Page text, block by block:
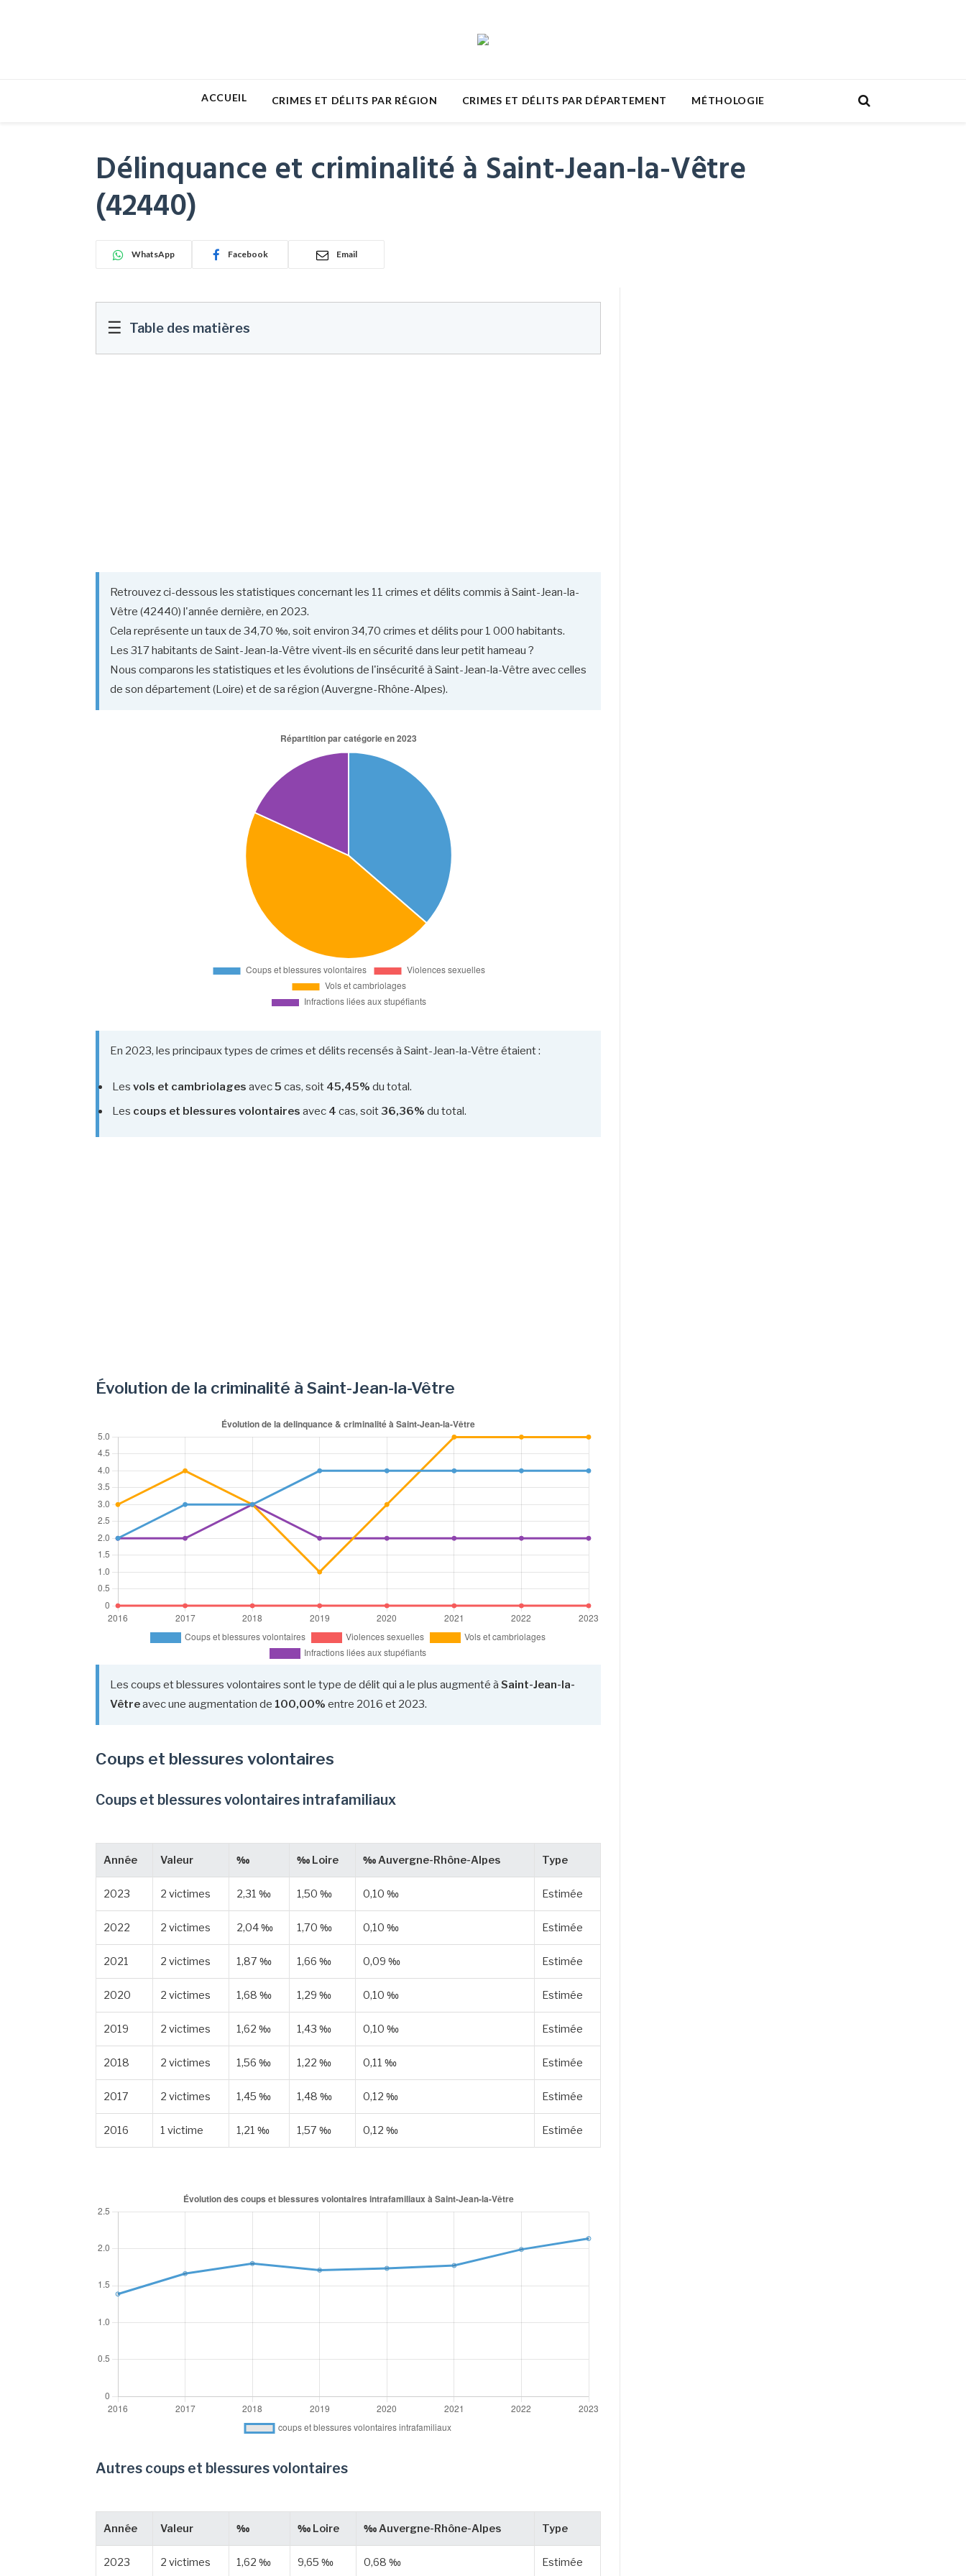
ACCUEIL CRIMES ET DÉLITS PAR RÉGION CRIMES ET DÉLITS PAR DÉPARTEMENT MÉTHOLOGIE
Délinquance et criminalité à Saint-Jean-la-Vêtre
(42440)
WhatsApp Facebook Email
☰ Table des matières
Retrouvez ci-dessous les statistiques concernant les 11 crimes et délits commis à Saint-Jean-la-
Vêtre (42440) l'année dernière, en 2023.
Cela représente un taux de 34,70 ‰, soit environ 34,70 crimes et délits pour 1 000 habitants.
Les 317 habitants de Saint-Jean-la-Vêtre vivent-ils en sécurité dans leur petit hameau ?
Nous comparons les statistiques et les évolutions de l'insécurité à Saint-Jean-la-Vêtre avec celles
de son département (Loire) et de sa région (Auvergne-Rhône-Alpes).
En 2023, les principaux types de crimes et délits recensés à Saint-Jean-la-Vêtre étaient :
Les vols et cambriolages avec5 cas, soit 45,45% du total.
Les coups et blessures volontaires avec 4 cas, soit36,36% du total.
Évolution de la criminalité à Saint-Jean-la-Vêtre
Les coups et blessures volontaires sont le type de délit qui a le plus augmenté à Saint-Jean-la-
Vêtreavec une augmentation de 100,00% entre 2016 et 2023.
Coups et blessures volontaires
Coups et blessures volontaires intrafamiliaux
Année Valeur ‰ ‰ Loire ‰ Auvergne-Rhône-Alpes Type
2023 2 victimes 2,31 ‰ 1,50 ‰ 0,10 ‰ Estimée
2022 2 victimes 2,04 ‰ 1,70 ‰ 0,10 ‰ Estimée
2021 2 victimes 1,87 ‰ 1,66 ‰ 0,09 ‰ Estimée
2020 2 victimes 1,68 ‰ 1,29 ‰ 0,10 ‰ Estimée
2019 2 victimes 1,62 ‰ 1,43 ‰ 0,10 ‰ Estimée
2018 2 victimes 1,56 ‰ 1,22 ‰ 0,11 ‰ Estimée
2017 2 victimes 1,45 ‰ 1,48 ‰ 0,12 ‰ Estimée
2016 1 victime 1,21 ‰ 1,57 ‰ 0,12 ‰ Estimée
Autres coups et blessures volontaires
Année Valeur ‰ ‰ Loire ‰ Auvergne-Rhône-Alpes Type
2023 2 victimes 1,62 ‰ 9,65 ‰ 0,68 ‰ Estimée